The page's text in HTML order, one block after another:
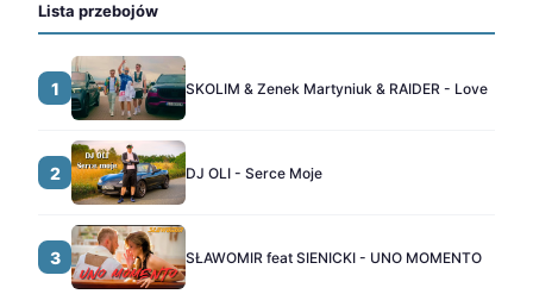
Lista przebojów
1 SKOLIM & Zenek Martyniuk & RAIDER - Love
2 DJ OLI - Serce Moje
3 SŁAWOMIR feat SIENICKI - UNO MOMENTO